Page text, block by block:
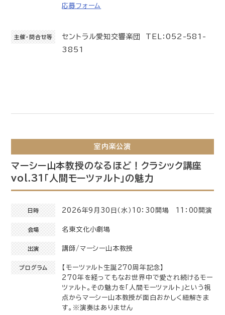
応募フォーム
主催・問合せ等
セントラル愛知交響楽団 TEL：052-581-
3851
室内楽公演
マーシー山本教授のなるほど！クラシック講座
vol.31「人間モーツァルト」の魅力
日時 2026年9月30日（水）10：30開場 11：00開演
会場 名東文化小劇場
出演 講師/マーシー山本教授
プログラム
【モーツァルト生誕270周年記念】
270年を経ってもなお世界中で愛され続けるモー
ツァルト。その魅力を「人間モーツァルト」という視
点からマーシー山本教授が面白おかしく紐解きま
す。※演奏はありません